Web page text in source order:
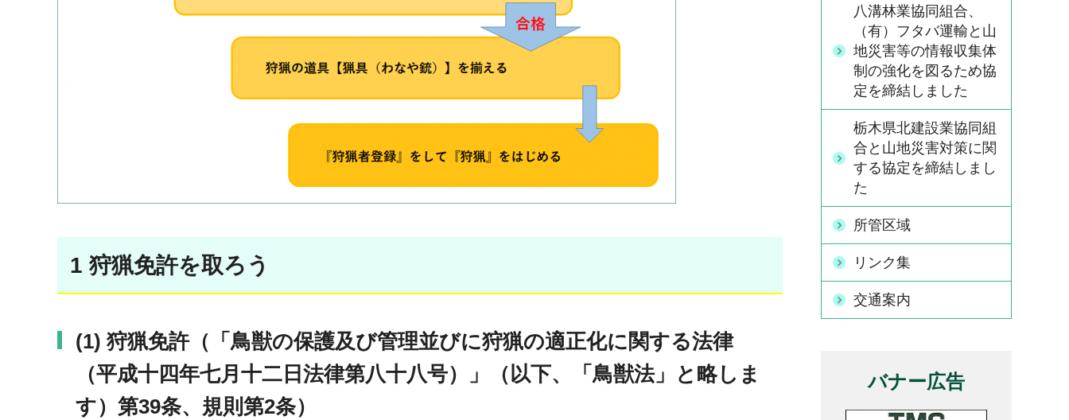
1 狩猟免許を取ろう
(1) 狩猟免許（「鳥獣の保護及び管理並びに狩猟の適正化に関する法律
（平成十四年七月十二日法律第八十八号）」（以下、「鳥獣法」と略しま
す）第39条、規則第2条）
八溝林業協同組合、
（有）フタバ運輸と山
地災害等の情報収集体
制の強化を図るため協
定を締結しました
栃木県北建設業協同組
合と山地災害対策に関
する協定を締結しまし
た
所管区域
リンク集
交通案内
バナー広告